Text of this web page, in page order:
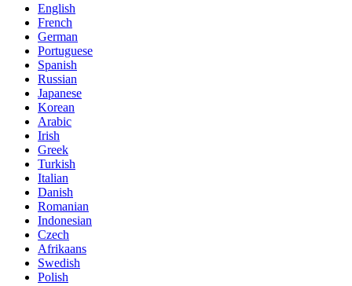
English
French
German
Portuguese
Spanish
Russian
Japanese
Korean
Arabic
Irish
Greek
Turkish
Italian
Danish
Romanian
Indonesian
Czech
Afrikaans
Swedish
Polish